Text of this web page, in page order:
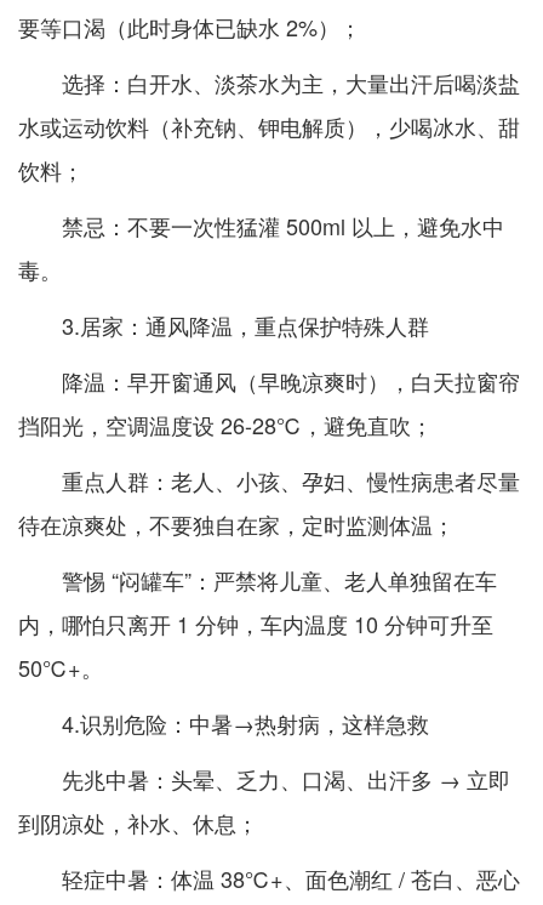
要等口渴（此时身体已缺水 2%）；
选择：白开水、淡茶水为主，大量出汗后喝淡盐
水或运动饮料（补充钠、钾电解质），少喝冰水、甜
饮料；
禁忌：不要一次性猛灌 500ml 以上，避免水中
毒。
3.居家：通风降温，重点保护特殊人群
降温：早开窗通风（早晚凉爽时），白天拉窗帘
挡阳光，空调温度设 26-28℃，避免直吹；
重点人群：老人、小孩、孕妇、慢性病患者尽量
待在凉爽处，不要独自在家，定时监测体温；
警惕 “闷罐车”：严禁将儿童、老人单独留在车
内，哪怕只离开 1 分钟，车内温度 10 分钟可升至
50℃+。
4.识别危险：中暑→热射病，这样急救
先兆中暑：头晕、乏力、口渴、出汗多 → 立即
到阴凉处，补水、休息；
轻症中暑：体温 38℃+、面色潮红 / 苍白、恶心